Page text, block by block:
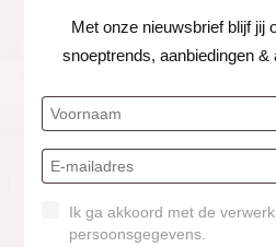
Met onze nieuwsbrief blijf jij
snoeptrends, aanbiedingen &
Ik ga akkoord met de
persoonsgegevens.